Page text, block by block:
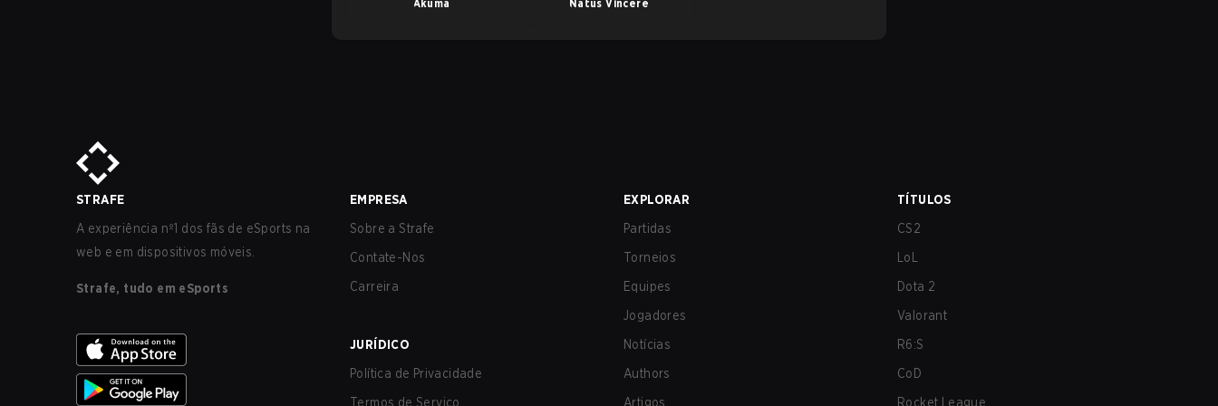
Akuma Natus Vincere
STRAFE
A experiência nº1 dos fãs de eSports na
web e em dispositivos móveis.
Strafe, tudo em eSports
EMPRESA
Sobre a Strafe
Contate-Nos
Carreira
JURÍDICO
Política de Privacidade
Termos de Serviço
EXPLORAR
Partidas
Torneios
Equipes
Jogadores
Notícias
Authors
Artigos
TÍTULOS
CS2
LoL
Dota 2
Valorant
R6:S
CoD
Rocket League